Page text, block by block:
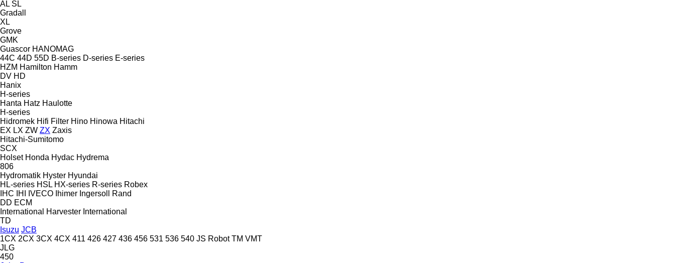
AL SL
Gradall
XL
Grove
GMK
Guascor HANOMAG
44C 44D 55D B-series D-series E-series
HZM Hamilton Hamm
DV HD
Hanix
H-series
Hanta Hatz Haulotte
H-series
Hidromek Hifi Filter Hino Hinowa Hitachi
EX LX ZW ZX Zaxis
Hitachi-Sumitomo
SCX
Holset Honda Hydac Hydrema
806
Hydromatik Hyster Hyundai
HL-series HSL HX-series R-series Robex
IHC
IHI IVECO Ihimer Ingersoll Rand
DD ECM
International Harvester International
TD
Isuzu JCB
1CX 2CX 3CX 4CX 411 426 427 436 456 531 536 540 JS Robot TM VMT
JLG
450